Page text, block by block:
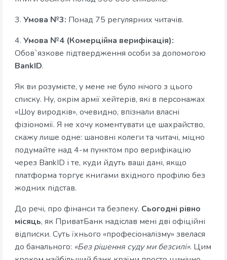
3. Умова №3: Понад 75 регулярних читачів.
4. Умова №4 (Комерційна верифікація):
Обов`язкове підтвердження особи за допомогою
BankID.
Як ви розумієте, у мене не було нічого з цього
списку. Ну, окрім армії хейтерів, які в персонажах
«Шоу виродків», очевидно, впізнали власні
фізіономії. Я не хочу коментувати це шахрайство,
скажу лише одне: шановні колеги та читачі, міцно
подумайте над 4-м пунктом про верифікацію
через BankID і те, куди йдуть ваші дані, якщо
платформа торгує книгами вхідного профілю без
жодних підстав.
До речі, про фінанси та безпеку. Сьогодні рівно
місяць, як ПриватБанк надіслав мені дві офіційні
відписки. Суть їхнього «професіоналізму» звелася
до банального: «Без рішення суду ми безсилі». Цим